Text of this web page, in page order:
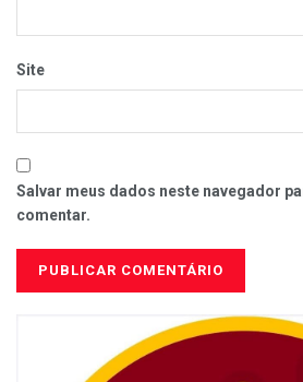
Site
Salvar meus dados neste navegador
comentar.